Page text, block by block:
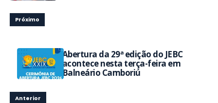
Próximo
Abertura da 29ª edição do JEBC
acontece nesta terça-feira em
Balneário Camboriú
Anterior